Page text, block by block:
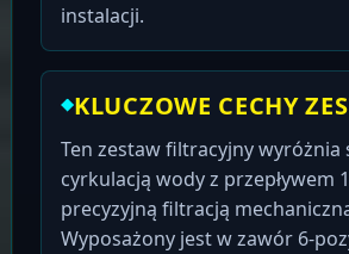
instalacji.
KLUCZOWE CECHY
Ten zestaw filtracyjny wyróżnia
cyrkulacją wody z przepływem
precyzyjną filtracją
Wyposażony jest w zawór 6-